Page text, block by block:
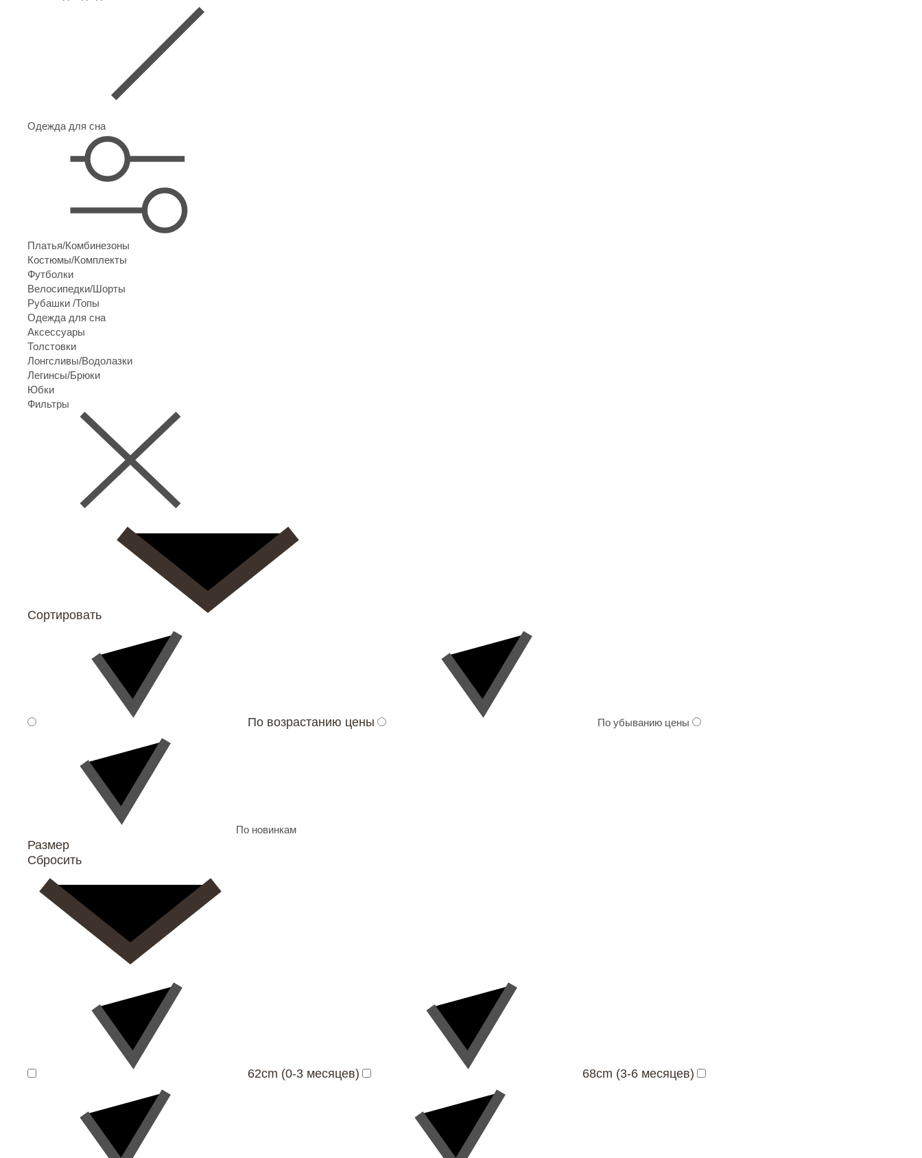
Одежда для сна
Платья/Комбинезоны
Костюмы/Комплекты
Футболки
Велосипедки/Шорты
Рубашки /Топы
Одежда для сна
Аксессуары
Толстовки
Лонгсливы/Водолазки
Легинсы/Брюки
Юбки
Фильтры
Сортировать
По возрастанию цены По убыванию цены
По новинкам
Размер
Сбросить
62cm (0-3 месяцев) 68cm (3-6 месяцев)